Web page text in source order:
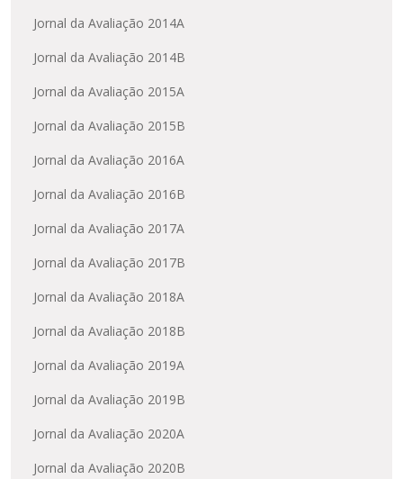
Jornal da Avaliação 2014A
Jornal da Avaliação 2014B
Jornal da Avaliação 2015A
Jornal da Avaliação 2015B
Jornal da Avaliação 2016A
Jornal da Avaliação 2016B
Jornal da Avaliação 2017A
Jornal da Avaliação 2017B
Jornal da Avaliação 2018A
Jornal da Avaliação 2018B
Jornal da Avaliação 2019A
Jornal da Avaliação 2019B
Jornal da Avaliação 2020A
Jornal da Avaliação 2020B